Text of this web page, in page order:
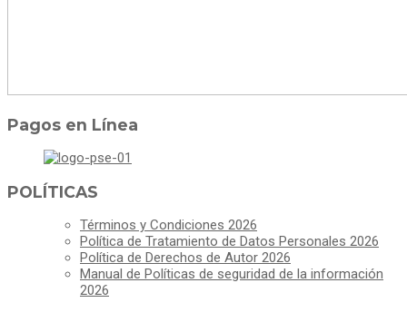
Pagos en Línea
POLÍTICAS
Términos y Condiciones 2026
Política de Tratamiento de Datos Personales 2026
Política de Derechos de Autor 2026
Manual de Políticas de seguridad de la información
2026